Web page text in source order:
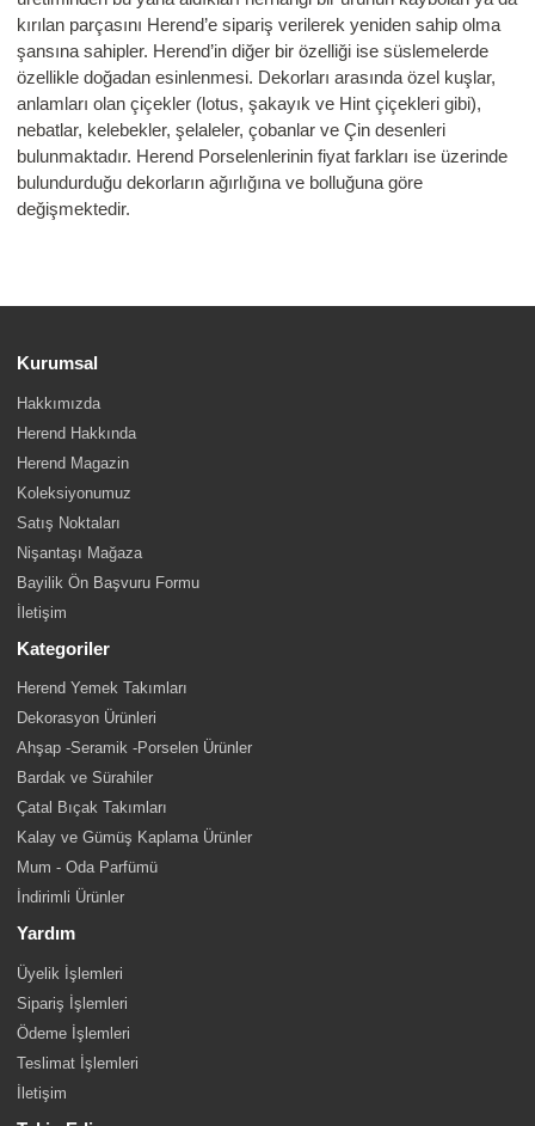
kırılan parçasını Herend’e sipariş verilerek yeniden sahip olma
şansına sahipler. Herend’in diğer bir özelliği ise süslemelerde
özellikle doğadan esinlenmesi. Dekorları arasında özel kuşlar,
anlamları olan çiçekler (lotus, şakayık ve Hint çiçekleri gibi),
nebatlar, kelebekler, şelaleler, çobanlar ve Çin desenleri
bulunmaktadır. Herend Porselenlerinin fiyat farkları ise üzerinde
bulundurduğu dekorların ağırlığına ve bolluğuna göre
değişmektedir.
Kurumsal
Hakkımızda
Herend Hakkında
Herend Magazin
Koleksiyonumuz
Satış Noktaları
Nişantaşı Mağaza
Bayilik Ön Başvuru Formu
İletişim
Kategoriler
Herend Yemek Takımları
Dekorasyon Ürünleri
Ahşap -Seramik -Porselen Ürünler
Bardak ve Sürahiler
Çatal Bıçak Takımları
Kalay ve Gümüş Kaplama Ürünler
Mum - Oda Parfümü
İndirimli Ürünler
Yardım
Üyelik İşlemleri
Sipariş İşlemleri
Ödeme İşlemleri
Teslimat İşlemleri
İletişim